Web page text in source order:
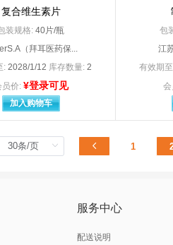
参天制药（中国）有限公司
长春长庆药业集团有限公司
长春海悦药业股份有限公司
长春普华制药股份有限公司
长垣县豫北精美服装厂
常州康普药业有限公司
常州市柯迪医用材料有限公司
常州晓春医疗器材有限公司
潮州市潮安区彩塘雅思医疗设备器械
成都第一制药有限公司
复合维生素片
装规格: 40片/瓶
（拜耳医药保...
: 2028/1/12 库存数量: 2
员价: ¥登录可见
加入购物车
包
江
有效期
会
1
服务中心
配送说明